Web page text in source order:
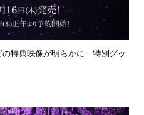
の特典映像が明らかに 特別グッ